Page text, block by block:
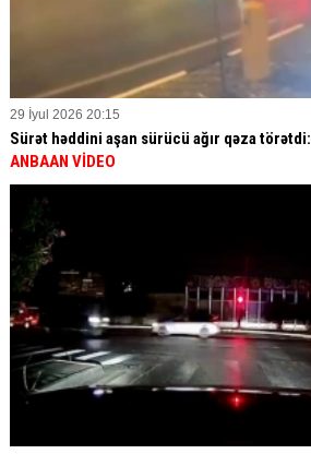
29 İyul 2026 20:15
Sürət həddini aşan sürücü ağır qəza törətdi:
ANBAAN VİDEO